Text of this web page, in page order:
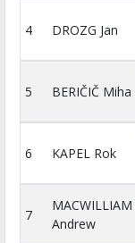
4 DROZG Jan
5 BERIČIČ Miha
6 KAPEL Rok
7
MACWILLIAM
Andrew